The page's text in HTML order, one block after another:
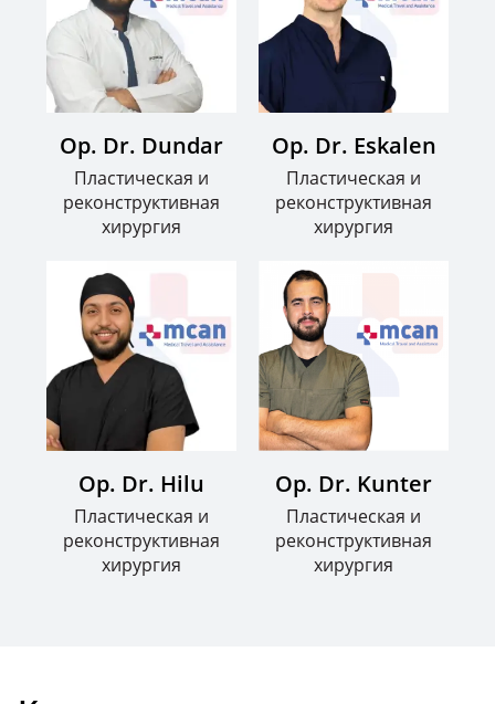
Op. Dr. Dundar
Пластическая и
реконструктивная
хирургия
Op. Dr. Eskalen
Пластическая и
реконструктивная
хирургия
Op. Dr. Hilu
Пластическая и
реконструктивная
хирургия
Op. Dr. Kunter
Пластическая и
реконструктивная
хирургия